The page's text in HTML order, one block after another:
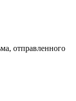
отправленного